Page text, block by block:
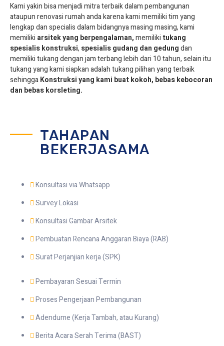
Kami yakin bisa menjadi mitra terbaik dalam pembangunan
ataupun renovasi rumah anda karena kami memiliki tim yang
lengkap dan specialis dalam bidangnya masing masing, kami
memiliki arsitek yang berpengalaman,memiliki tukang
spesialiskonstruksi, spesialis gudang dan gedungdan
memiliki tukang dengan jam terbang lebih dari 10 tahun, selain itu
tukang yang kami siapkan adalah tukang pilihan yang terbaik
sehinggaKonstruksi yang kami buat kokoh, bebas kebocoran
dan bebas korsleting.
TAHAPAN
BEKERJASAMA
Konsultasi via Whatsapp
Survey Lokasi
Konsultasi Gambar Arsitek
Pembuatan Rencana Anggaran Biaya (RAB)
Surat Perjanjian kerja (SPK)
Pembayaran Sesuai Termin
Proses Pengerjaan Pembangunan
Adendume (Kerja Tambah, atau Kurang)
Berita Acara Serah Terima (BAST)